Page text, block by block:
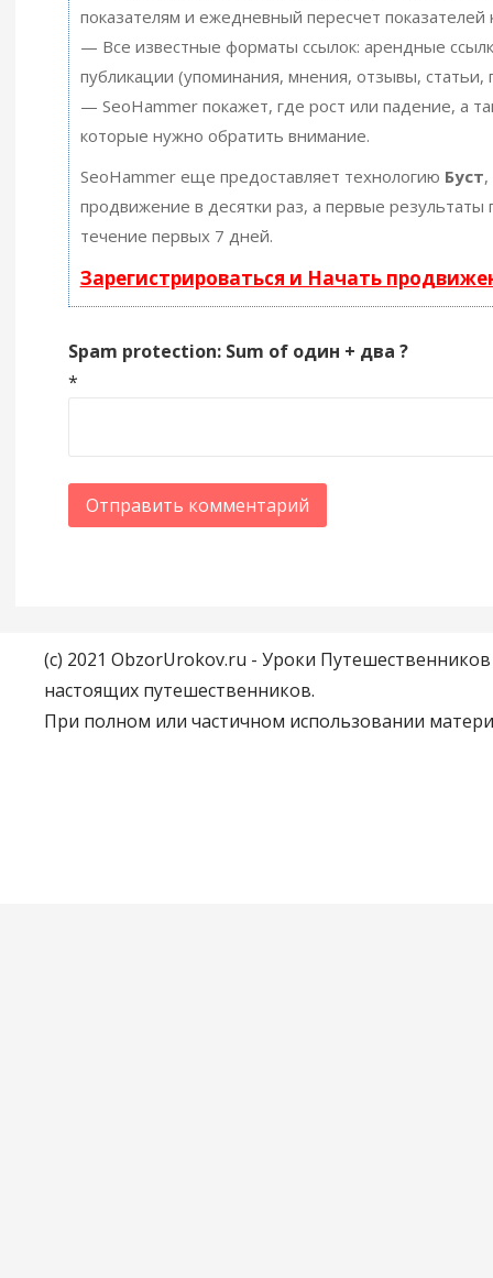
показателям и ежедневный пересчет показателей
— Все известные форматы ссылок: арендные
публикации (упоминания, мнения, отзывы, статьи,
— SeoHammer покажет, где рост или падение, а
которые нужно обратить внимание.
SeoHammer еще предоставляет технологию Буст
продвижение в десятки раз, а первые результаты
течение первых 7 дней.
Зарегистрироваться и Начать
Spam protection: Sum of один + два ?
*
(c) 2021 ObzorUrokov.ru - Уроки
настоящих путешественников.
При полном или частичном использовании